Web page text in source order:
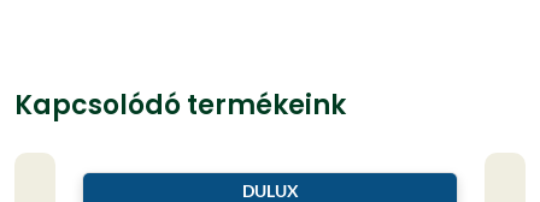
Kapcsolódó termékeink
DULUX